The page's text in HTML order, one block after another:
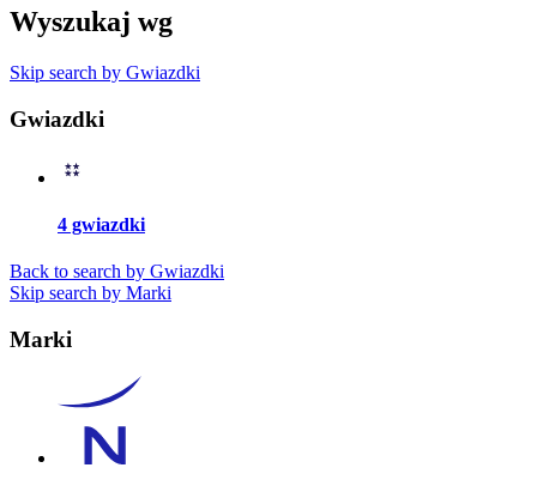
Wyszukaj wg
Skip search by Gwiazdki
Gwiazdki
4 gwiazdki
Back to search by Gwiazdki
Skip search by Marki
Marki